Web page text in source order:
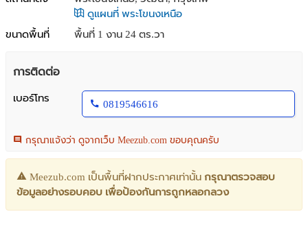
ดูแผนที่ พระโขนงเหนือ
ขนาดพื้นที่
พื้นที่ 1 งาน 24 ตร.วา
การติดต่อ
เบอร์โทร
0819546616
กรุณาแจ้งว่า ดูจากเว็บ Meezub.com ขอบคุณครับ
Meezub.com เป็นพื้นที่ฝากประกาศเท่านั้น กรุณาตรวจสอบ
ข้อมูลอย่างรอบคอบ เพื่อป้องกันการถูกหลอกลวง